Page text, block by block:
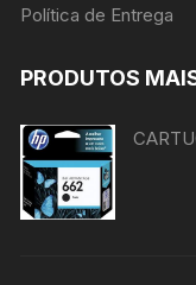
Política de Entrega
PRODUTOS